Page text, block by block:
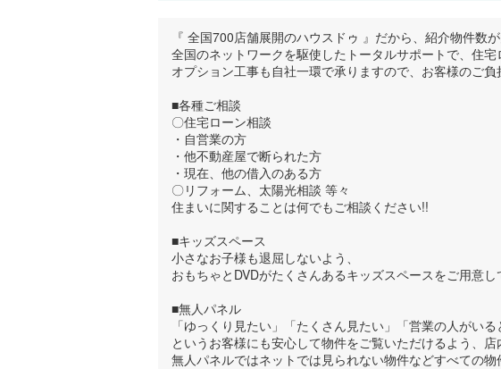
『 全国700店舗展開のハウスドゥ 』だから、紹介物件数が
全国のネットワークを駆使したトータルサポートで、住
オプション工事も自社一環で承りますので、お客様のご
■各種ご相談
〇住宅ローン相談
・自営業の方
・他不動産屋で断られた方
・現在、他の借入のある方
〇リフォーム、太陽光相談 等々
住まいに関することは何でもご相談ください!!
■キッズスペース
小さなお子様も退屈しないよう、
おもちゃとDVDがたくさんあるキッズスペースをご用意し
■無人パネル
「ゆっくり見たい」「たくさん見たい」「営業の人がい
というお客様にも安心して物件をご覧いただけるよう、店
無人パネルではネットでは見られない物件などすべての物